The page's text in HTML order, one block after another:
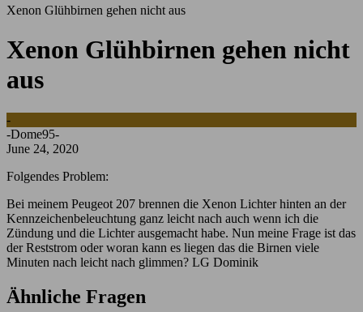
Xenon Glühbirnen gehen nicht aus
Xenon Glühbirnen gehen nicht
aus
-
-Dome95-
June 24, 2020
Folgendes Problem:
Bei meinem Peugeot 207 brennen die Xenon Lichter hinten an der
Kennzeichenbeleuchtung ganz leicht nach auch wenn ich die
Zündung und die Lichter ausgemacht habe. Nun meine Frage ist das
der Reststrom oder woran kann es liegen das die Birnen viele
Minuten nach leicht nach glimmen? LG Dominik
Ähnliche Fragen